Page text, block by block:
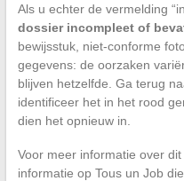
Als u echter de vermelding
dossier incompleet of
bewijsstuk, niet-conforme
gegevens: de oorzaken
blijven hetzelfde. Ga terug
identificeer het in het rood
dien het opnieuw in.
Voor meer informatie over
informatie op Tous un Job